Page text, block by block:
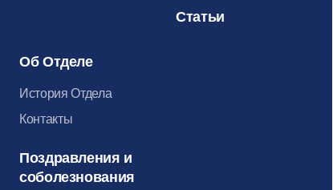
Статьи
Об Отделе
История Отдела
Контакты
Поздравления и
соболезнования